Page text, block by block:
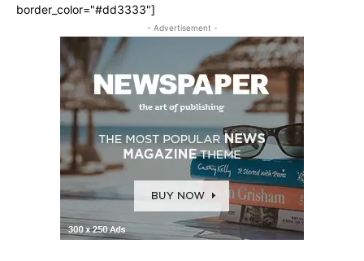
border_color="#dd3333"]
- Advertisement -